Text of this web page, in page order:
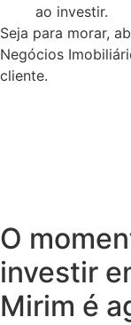
ao investir.
Seja para morar,
Negócios
cliente.
O
investir
Mirim é